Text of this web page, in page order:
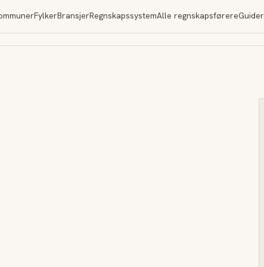
FylkerBransjerRegnskapssystemAlle regnskapsførereGuider